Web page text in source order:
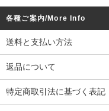
各種ご案内/More Info
送料と支払い方法
返品について
特定商取引法に基づく表記